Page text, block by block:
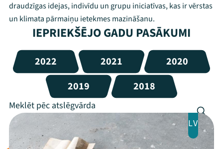
draudzīgas idejas, indivīdu un grupu iniciatīvas, kas ir vērstas
un klimata pārmaiņu ietekmes mazināšanu.
IEPRIEKŠĒJO GADU PASĀKUMI
2022 2021
2020
2019
2018
LV